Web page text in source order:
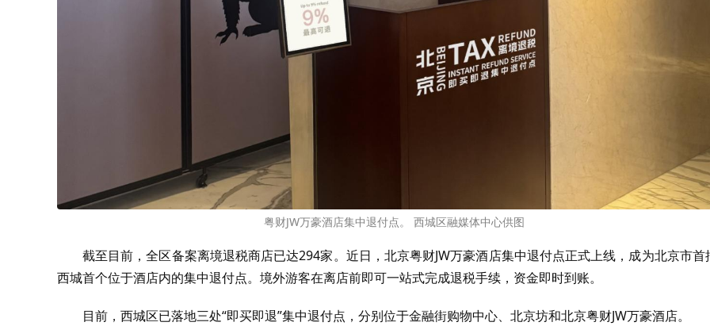
粤财JW万豪酒店集中退付点。 西城区融媒体中心供图
截至目前，全区备案离境退税商店已达294家。近日，北京粤财JW万豪酒店集中退付点正式上线，成为北京市首
西城首个位于酒店内的集中退付点。境外游客在离店前即可一站式完成退税手续，资金即时到账。
目前，西城区已落地三处“即买即退”集中退付点，分别位于金融街购物中心、北京坊和北京粤财JW万豪酒店。